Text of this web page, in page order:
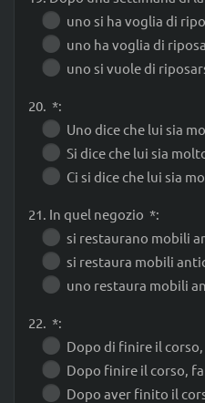
uno si ha voglia di
uno ha voglia di
uno si vuole di
20. *:
Uno dice che lui sia
Si dice che lui sia
Ci si dice che lui sia
21. In quel negozio *:
si restaurano mobili
si restaura mobili
uno restaura mobili
22. *:
Dopo di finire il
Dopo finire il corso,
Dopo aver finito il